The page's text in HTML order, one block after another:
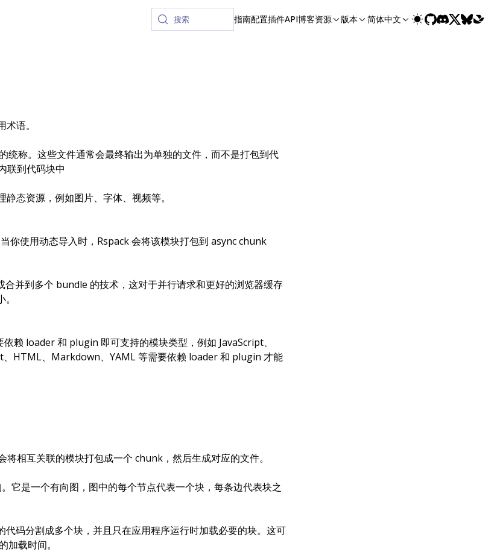
搜索 指南配置插件API博客资源 版本 简体中文
语。
统称。这些文件通常会最终输出为单独的文件，而不是打包到代
联到代码块中
态资源，例如图片、字体、视频等。
当你使用动态导入时，Rspack 会将该模块打包到 async chunk
并到多个 bundle 的技术，这对于并行请求和更好的浏览器缓存
赖 loader 和 plugin 即可支持的模块类型，例如 JavaScript、
、HTML、Markdown、YAML 等需要依赖 loader 和 plugin 才能
相互关联的模块打包成一个 chunk，然后生成对应的文件。
它是一个有向图，图中的每个节点代表一个块，每条边代表块之
码分割成多个块，并且只在应用程序运行时加载必要的块。这可
加载时间。